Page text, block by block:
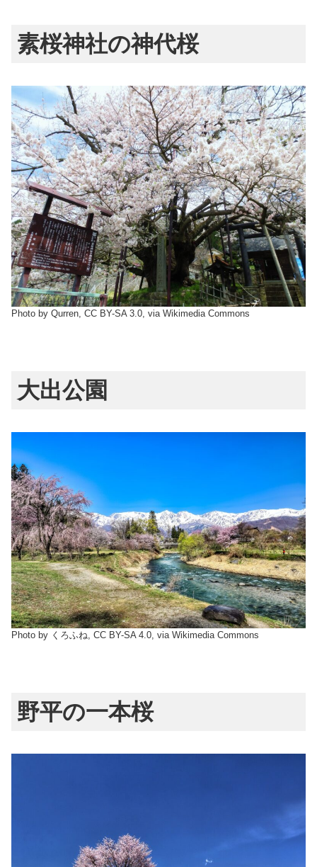
素桜神社の神代桜
Photo by Qurren, CC BY-SA 3.0, via Wikimedia Commons
大出公園
Photo by くろふね, CC BY-SA 4.0, via Wikimedia Commons
野平の一本桜